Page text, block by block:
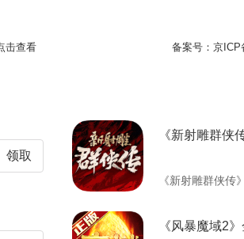
击查看 备案号：京ICP
领取
《新射雕群侠
《新射雕群侠传